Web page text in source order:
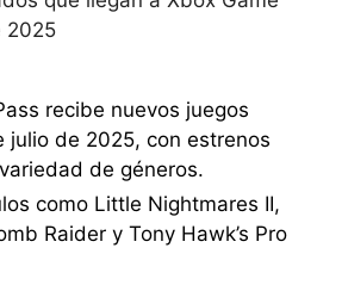
2025
recibe nuevos juegos
julio de 2025, con estrenos
de géneros.
como Little Nightmares II,
Raider y Tony Hawk’s Pro